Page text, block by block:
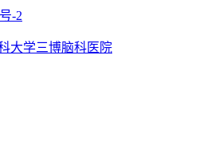
-2
大学三博脑科医院